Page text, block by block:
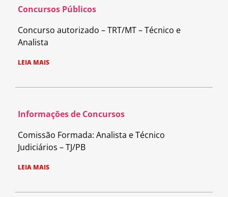
Concursos Públicos
Concurso autorizado – TRT/MT – Técnico e
Analista
LEIA MAIS
Informações de Concursos
Comissão Formada: Analista e Técnico
Judiciários – TJ/PB
LEIA MAIS